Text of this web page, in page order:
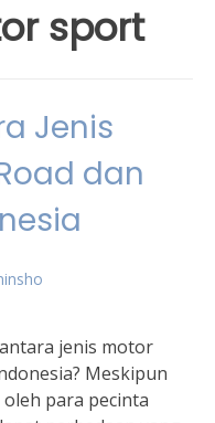
sport
Jenis
dan
jenis motor
Meskipun
para pecinta